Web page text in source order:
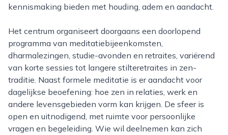
kennismaking bieden met houding, adem en aandacht.
Het centrum organiseert doorgaans een doorlopend
programma van meditatiebijeenkomsten,
dharmalezingen, studie-avonden en retraites, variërend
van korte sessies tot langere stilteretraites in zen-
traditie. Naast formele meditatie is er aandacht voor
dagelijkse beoefening: hoe zen in relaties, werk en
andere levensgebieden vorm kan krijgen. De sfeer is
open en uitnodigend, met ruimte voor persoonlijke
vragen en begeleiding. Wie wil deelnemen kan zich